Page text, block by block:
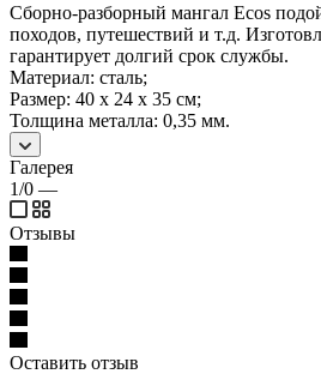
Сборно-разборный мангал Ecos
походов, путешествий и т.д.
гарантирует долгий срок службы.
Материал: сталь;
Размер: 40 x 24 x 35 см;
Толщина металла: 0,35 мм.
Галерея
1/0 —
Отзывы
Оставить отзыв